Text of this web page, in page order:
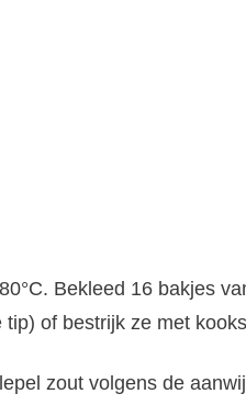
Bekleed 16 bakjes
of bestrijk ze met
zout volgens de